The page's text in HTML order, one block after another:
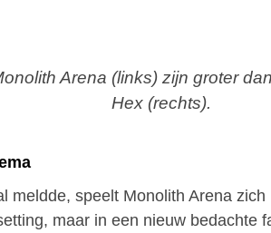
Arena (links) zijn groter
Hex (rechts).
meldde, speelt Monolith Arena
maar in een nieuw bedachte